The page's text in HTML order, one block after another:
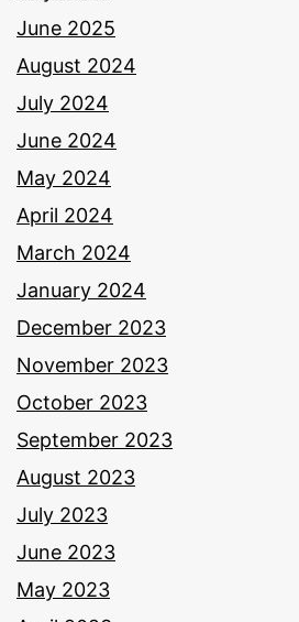
June 2025
August 2024
July 2024
June 2024
May 2024
April 2024
March 2024
January 2024
December 2023
November 2023
October 2023
September 2023
August 2023
July 2023
June 2023
May 2023